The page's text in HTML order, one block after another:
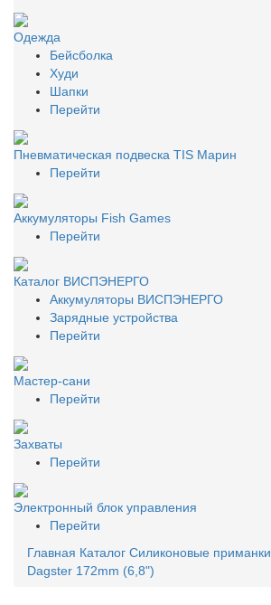
Одежда
Бейсболка
Худи
Шапки
Перейти
Пневматическая подвеска TIS Марин
Перейти
Аккумуляторы Fish Games
Перейти
Каталог ВИСПЭНЕРГО
Аккумуляторы ВИСПЭНЕРГО
Зарядные устройства
Перейти
Мастер-сани
Перейти
Захваты
Перейти
Электронный блок управления
Перейти
Главная Каталог Силиконовые приманки
Dagster 172mm (6,8")